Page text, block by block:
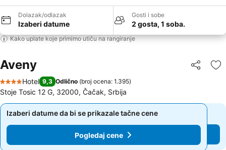
Dolazak/odlazak
Izaberi datume
Gosti i sobe
2 gosta, 1 soba.
Kako uplate koje primimo utiču na rangiranje
Aveny Deli
4 Zvezdice
Hotel 9,3 Odlično (broj ocena: 1.395)
Stoje Tosic 12 G, 32000, Čačak, Srbija
Izaberi datume da bi se prikazale tačne cene
Pogledaj cene
Izaberi datume da bi se prikazale tačne cene
Pogledaj cene